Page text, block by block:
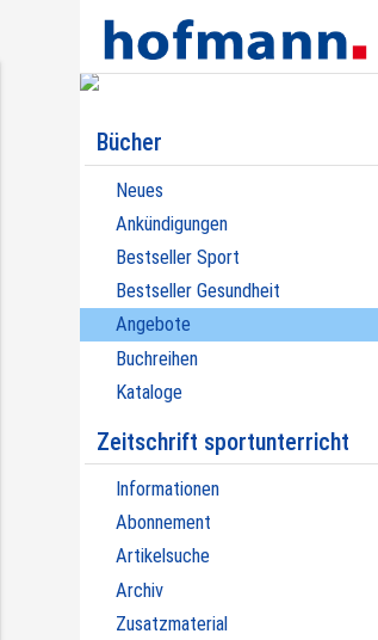
Bücher
Neues
Ankündigungen
Bestseller Sport
Bestseller Gesundheit
Angebote
Buchreihen
Kataloge
Zeitschrift sportunterricht
Informationen
Abonnement
Artikelsuche
Archiv
Zusatzmaterial